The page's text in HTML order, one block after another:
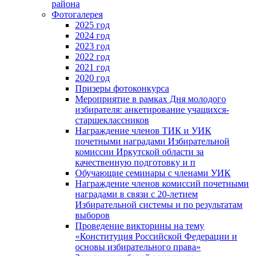
района
Фотогалерея
2025 год
2024 год
2023 год
2022 год
2021 год
2020 год
Призеры фотоконкурса
Мероприятие в рамках Дня молодого
избирателя: анкетирование учащихся-
старшеклассников
Награждение членов ТИК и УИК
почетными наградами Избирательной
комиссии Иркутской области за
качественную подготовку и п
Обучающие семинары с членами УИК
Награждение членов комиссий почетными
наградами в связи с 20-летием
Избирательной системы и по результатам
выборов
Проведение викторины на тему
«Конституция Российской Федерации и
основы избирательного права»